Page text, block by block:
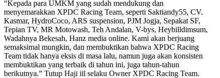
“Kepada para UMKM yang sudah mendukung dan
menyemarakkan XPDC Racing Team, seperti Saktiandy55, CV.
Kasmar, HydroCoco, ARS suspension, PJM Jogja, Sepakat SF,
Tepian TV, MR Motowash, Teh Andalan, V-bys, Heybilldimsum,
Wadahnya Bekesah, Hanz media online. Kami akan berjuang
semaksimal mungkin, dan membuktikan bahwa XPDC Racing
Team tidak hanya eksis di masa lalu, namun juga akan konsisten
membuktikan yang terbaik di tahun ini, juga tahun-tahun
berikutnya.” Tutup Haji iil selaku Owner XPDC Racing Team.